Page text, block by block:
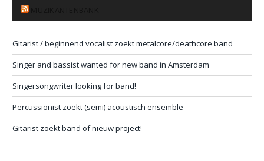
Gitarist / beginnend vocalist zoekt metalcore/deathcore band
Singer and bassist wanted for new band in Amsterdam
Singersongwriter looking for band!
Percussionist zoekt (semi) acoustisch ensemble
Gitarist zoekt band of nieuw project!